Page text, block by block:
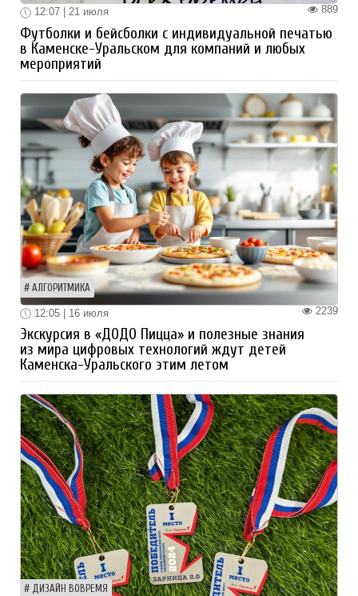
889
12:07 | 21 июля
Футболки и бейсболки с индивидуальной печатью
в Каменске-Уральском для компаний и любых
мероприятий
АЛГОРИТМИКА
2239
12:05 | 16 июля
Экскурсия в «ДОДО Пицца» и полезные знания
из мира цифровых технологий ждут детей
Каменска-Уральского этим летом
ДИЗАЙН ВОВРЕМЯ